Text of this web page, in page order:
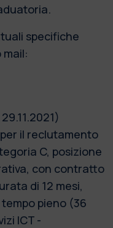
specifiche
il reclutamento
C, posizione
con contratto
di 12 mesi,
pieno (36
ICT -